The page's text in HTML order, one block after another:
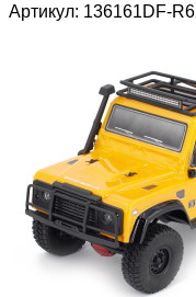
Артикул: 136161DF-